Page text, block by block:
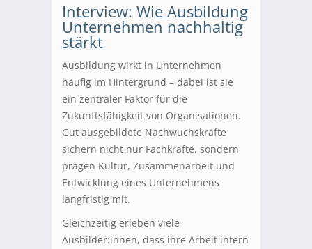
Interview: Wie Ausbildung
Unternehmen nachhaltig
stärkt
Ausbildung wirkt in Unternehmen
häufig im Hintergrund – dabei ist sie
ein zentraler Faktor für die
Zukunftsfähigkeit von Organisationen.
Gut ausgebildete Nachwuchskräfte
sichern nicht nur Fachkräfte, sondern
prägen Kultur, Zusammenarbeit und
Entwicklung eines Unternehmens
langfristig mit.
Gleichzeitig erleben viele
Ausbilder:innen, dass ihre Arbeit intern